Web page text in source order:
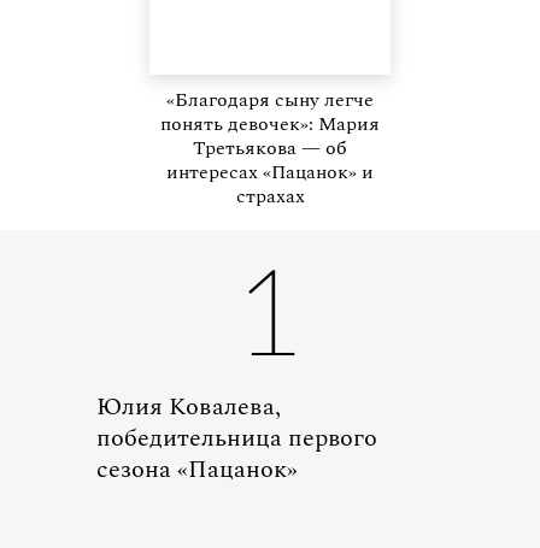
«Благодаря сыну легче
понять девочек»: Мария
Третьякова — об
интересах «Пацанок» и
страхах
1
Юлия Ковалева,
победительница первого
сезона «Пацанок»